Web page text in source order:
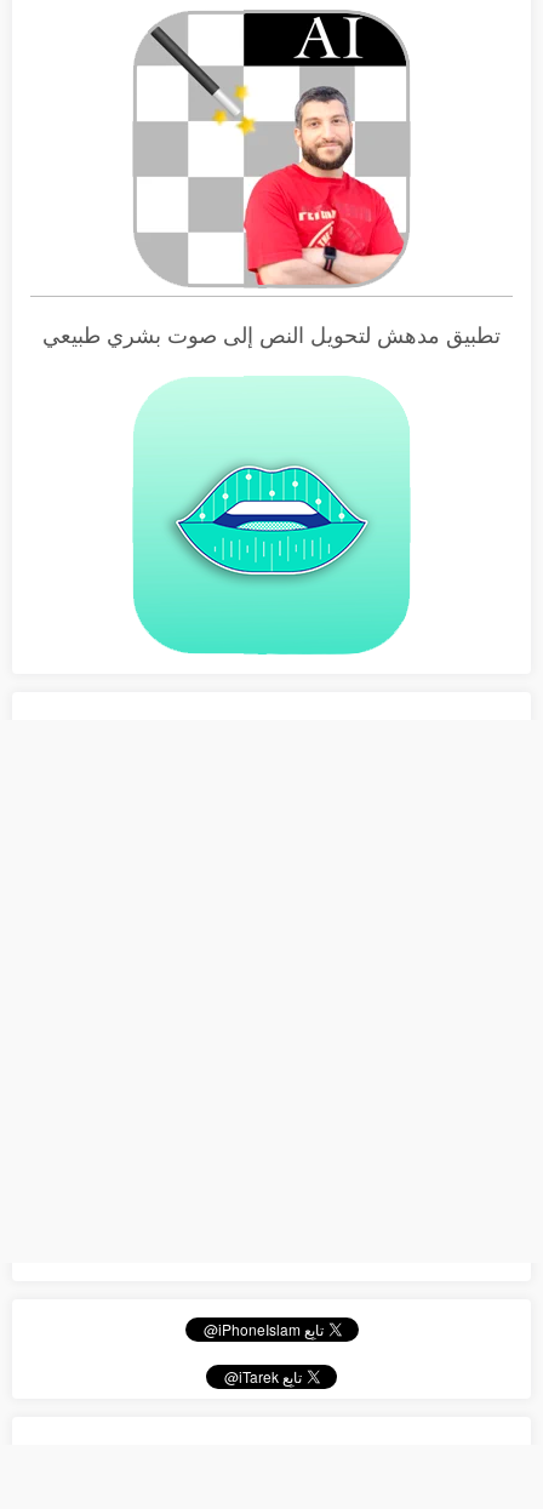
تطبيق مدهش لتحويل النص إلى صوت بشري طبيعي